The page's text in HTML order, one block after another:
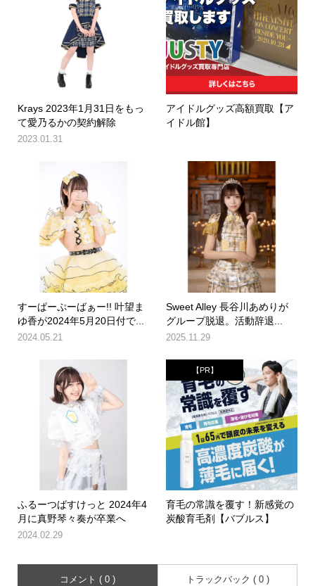
Krays 2023年1月31日をもっ
て愛乃るかの契約解除
2023.01.31
アイドルグッズ高額買取【ア
イドル館】
すーぱーぷーばぁー!! 叶望ま
ゆ香が2024年5月20日付で...
2024.05.21
Sweet Alley 長谷川あめりが
グループ脱退。活動辞退...
2025.11.29
ふるーつばすけっと 2024年4
月に真野琴々奏が卒業へ
2024.02.29
【PR】
育毛の常識を覆す！新感覚の
炭酸育毛剤【バブルス】
コメント ( 0 ) トラックバック ( 0 )